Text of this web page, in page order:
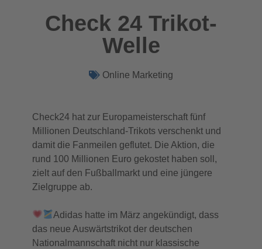
Check 24 Trikot-
Welle
Online Marketing
Check24 hat zur Europameisterschaft fünf
Millionen Deutschland-Trikots verschenkt und
damit die Fanmeilen geflutet. Die Aktion, die
rund 100 Millionen Euro gekostet haben soll,
zielt auf den Fußballmarkt und eine jüngere
Zielgruppe ab.
Adidas hatte im März angekündigt, dass
das neue Auswärtstrikot der deutschen
Nationalmannschaft nicht nur klassische